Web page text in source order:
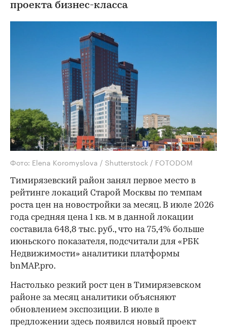
проекта бизнес-класса
Фото: Elena Koromyslova / Shutterstock / FOTODOM
Тимирязевский район занял первое место в
рейтинге локаций Старой Москвы по темпам
роста цен на новостройки за месяц. В июле 2026
года средняя цена 1 кв. м в данной локации
составила 648,8 тыс. руб., что на 75,4% больше
июньского показателя, подсчитали для «РБК
Недвижимости» аналитики платформы
bnMAP.pro.
Настолько резкий рост цен в Тимирязевском
районе за месяц аналитики объясняют
обновлением экспозиции. В июле в
предложении здесь появился новый проект